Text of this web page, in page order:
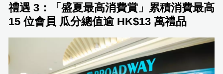
禮遇 3：「盛夏最高消費賞」累積消費最高
15 位會員 瓜分總值逾 HK$13 萬禮品